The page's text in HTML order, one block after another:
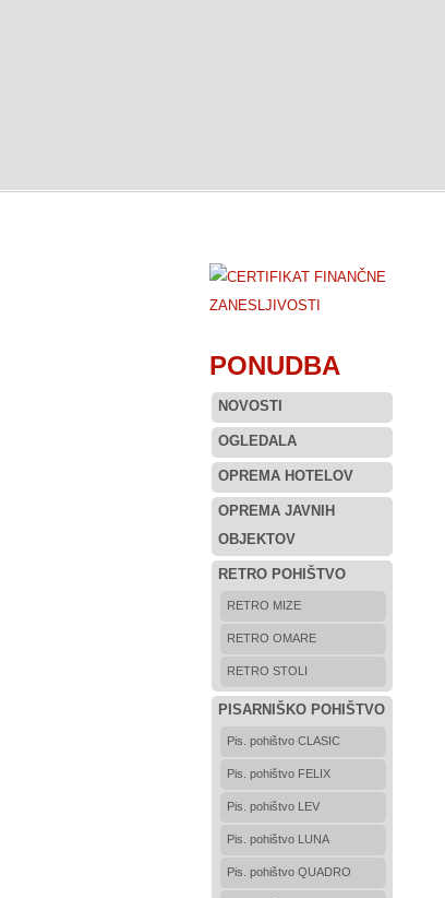
PONUDBA
NOVOSTI
OGLEDALA
OPREMA HOTELOV
OPREMA JAVNIH
OBJEKTOV
RETRO POHIŠTVO
RETRO MIZE
RETRO OMARE
RETRO STOLI
PISARNIŠKO POHIŠTVO
Pis. pohištvo CLASIC
Pis. pohištvo FELIX
Pis. pohištvo LEV
Pis. pohištvo LUNA
Pis. pohištvo QUADRO